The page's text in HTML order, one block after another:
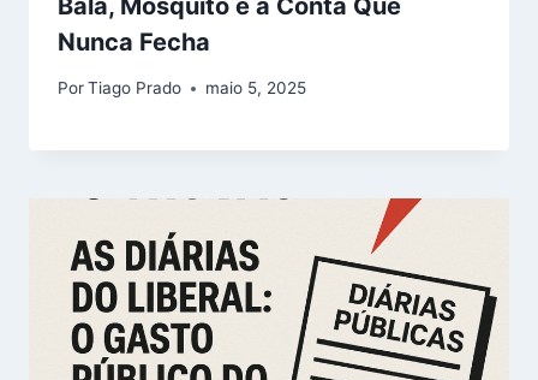
Nunca Fecha
PorTiago Prado maio 5, 2025